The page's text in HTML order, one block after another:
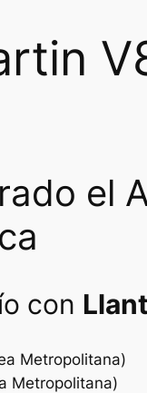
el
con
Metropolitana)
Metropolitana)